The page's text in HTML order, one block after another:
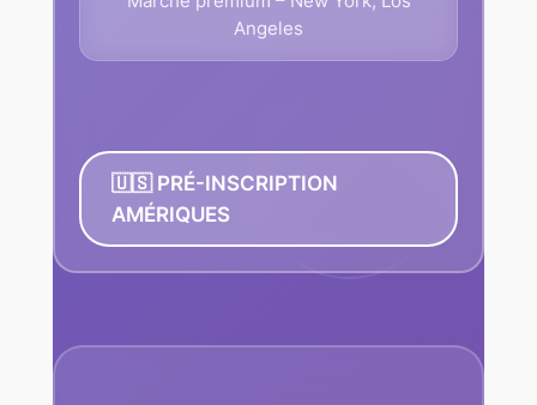
Angeles
🇺🇸 PRÉ-INSCRIPTION
AMÉRIQUES